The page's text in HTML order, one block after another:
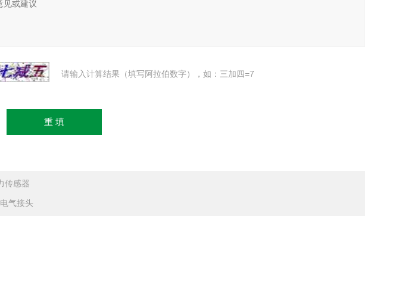
请输入计算结果（填写阿拉伯数字），如：三加四=7
传感器
气接头